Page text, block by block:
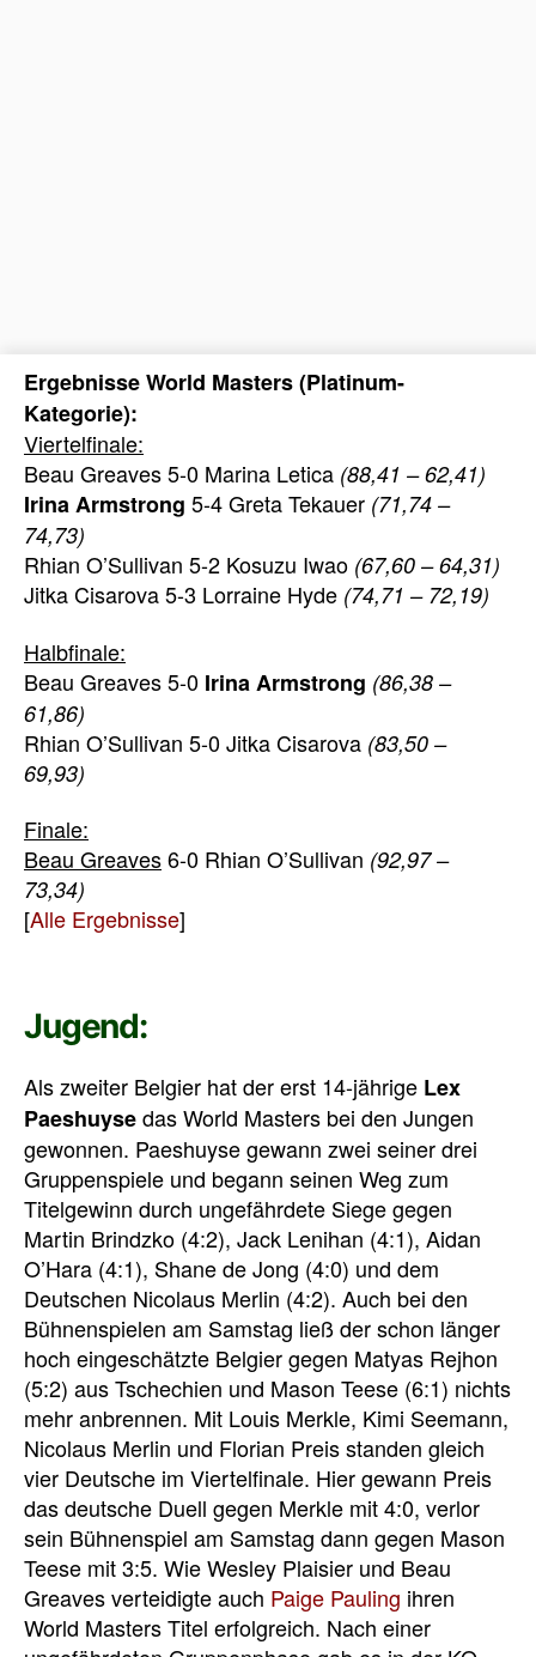
Ergebnisse World Masters (Platinum-
Kategorie):
Viertelfinale:
Beau Greaves 5-0 Marina Letica (88,41 – 62,41)
Irina Armstrong 5-4 Greta Tekauer (71,74 –
74,73)
Rhian O’Sullivan 5-2 Kosuzu Iwao (67,60 – 64,31)
Jitka Cisarova 5-3 Lorraine Hyde (74,71 – 72,19)
Halbfinale:
Beau Greaves 5-0 Irina Armstrong (86,38 –
61,86)
Rhian O’Sullivan 5-0 Jitka Cisarova (83,50 –
69,93)
Finale:
Beau Greaves6-0 Rhian O’Sullivan (92,97 –
73,34)
[Alle Ergebnisse]
Jugend:
Als zweiter Belgier hat der erst 14-jährige Lex
Paeshuysedas World Masters bei den Jungen
gewonnen. Paeshuyse gewann zwei seiner drei
Gruppenspiele und begann seinen Weg zum
Titelgewinn durch ungefährdete Siege gegen
Martin Brindzko (4:2), Jack Lenihan (4:1), Aidan
O’Hara (4:1), Shane de Jong (4:0) und dem
Deutschen Nicolaus Merlin (4:2). Auch bei den
Bühnenspielen am Samstag ließ der schon länger
hoch eingeschätzte Belgier gegen Matyas Rejhon
(5:2) aus Tschechien und Mason Teese (6:1) nichts
mehr anbrennen. Mit Louis Merkle, Kimi Seemann,
Nicolaus Merlin und Florian Preis standen gleich
vier Deutsche im Viertelfinale. Hier gewann Preis
das deutsche Duell gegen Merkle mit 4:0, verlor
sein Bühnenspiel am Samstag dann gegen Mason
Teese mit 3:5. Wie Wesley Plaisier und Beau
Greaves verteidigte auch Paige Pauling ihren
World Masters Titel erfolgreich. Nach einer